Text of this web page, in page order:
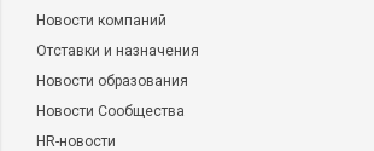
Новости компаний
Отставки и назначения
Новости образования
Новости Сообщества
HR-новости